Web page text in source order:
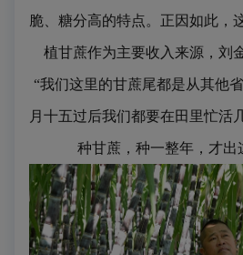
脆、糖分高的特点。正因如此，
植甘蔗作为主要收入来源，刘
“我们这里的甘蔗尾都是从其他
月十五过后我们都要在田里忙活
种甘蔗，种一整年，才出